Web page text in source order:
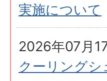
実施について
2026年07月
クーリングシ